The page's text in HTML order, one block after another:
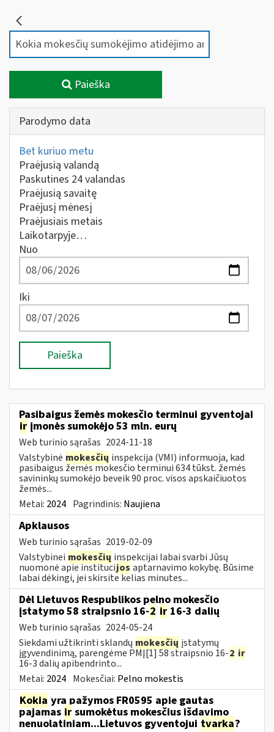
Paieška
Parodymo data
Bet kuriuo metu
Praėjusią valandą
Paskutines 24 valandas
Praėjusią savaitę
Praėjusį mėnesį
Praėjusiais metais
Laikotarpyje…
Nuo
Iki
Paieška
Pasibaigus žemės mokesčio terminui gyventojai
ir įmonės sumokėjo 53 mln. eurų
Web turinio sąrašas 2024-11-18
Valstybinė mokesčių inspekcija (VMI) informuoja, kad
pasibaigus žemės mokesčio terminui 634 tūkst. žemės
savininkų sumokėjo beveik 90 proc. visos apskaičiuotos
žemės...
Metai: 2024 Pagrindinis: Naujiena
Apklausos
Web turinio sąrašas 2019-02-09
Valstybinei mokesčių inspekcijai labai svarbi Jūsų
nuomonė apie institucijos aptarnavimo kokybę. Būsime
labai dėkingi, jei skirsite kelias minutes...
Dėl Lietuvos Respublikos pelno mokesčio
įstatymo 58 straipsnio 16-2 ir 16-3 dalių
Web turinio sąrašas 2024-05-24
Siekdami užtikrinti sklandų mokesčių įstatymų
įgyvendinimą, parengėme PMĮ[1] 58 straipsnio 16-2 ir
16-3 dalių apibendrinto...
Metai: 2024 Mokesčiai: Pelno mokestis
Kokia yra pažymos FR0595 apie gautas
pajamas ir sumokėtus mokesčius išdavimo
nenuolatiniam...Lietuvos gyventojui tvarka?